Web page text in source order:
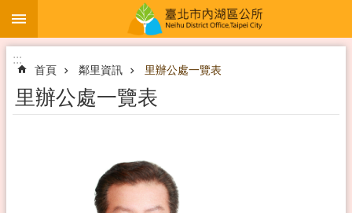
跳到主要內容區塊
:::
首頁 鄰里資訊 里辦公處一覽表
里辦公處一覽表